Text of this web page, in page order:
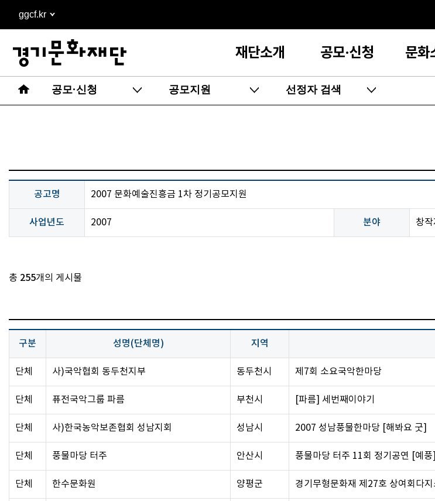
바로가기
ggcf.kr
재단소개 공모·신청 문화
공모·신청 공모지원 선정자 검색
공고명 2007 문화예술진흥금 1차 정기공모지원
사업년도 2007 분야 창작
총 255개의 게시물
구분 성명(단체명) 지역
단체 사)국악협회 동두천지부 동두천시 제7회 소요국악한마당
단체 퓨전국악그룹 파름 부천시 [파름] 세번째이야기
단체 사)한국농악보존협회 성남지회 성남시 2007 성남풍물한마당 [해봐요 굿]
단체 풍물마당 터주 안산시 풍물마당 터주 11회 정기공연 [예풍]
단체 한수문화원 양평군 경기무형문화재 제27호 상여회다